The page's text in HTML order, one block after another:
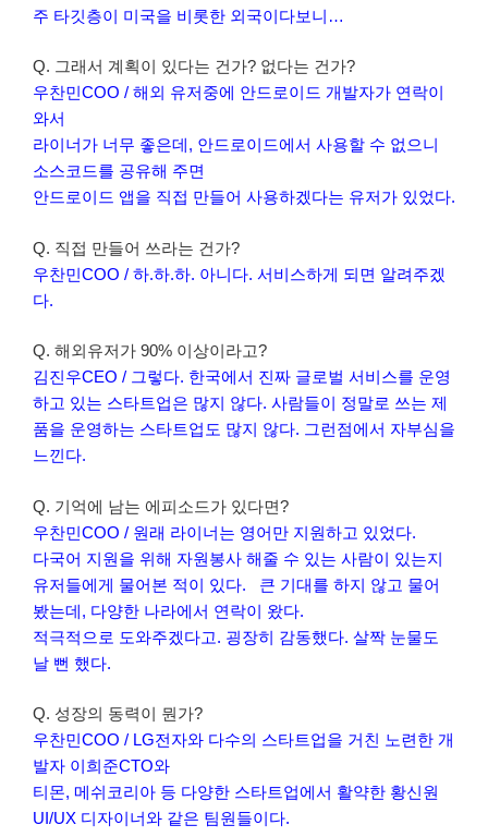
주 타깃층이 미국을 비롯한 외국이다보니…
Q. 그래서 계획이 있다는 건가? 없다는 건가?
우찬민COO / 해외 유저중에 안드로이드 개발자가 연락이
와서
라이너가 너무 좋은데, 안드로이드에서 사용할 수 없으니
소스코드를 공유해 주면
안드로이드 앱을 직접 만들어 사용하겠다는 유저가 있었다.
Q. 직접 만들어 쓰라는 건가?
우찬민COO / 하.하.하. 아니다. 서비스하게 되면 알려주겠
다.
Q. 해외유저가 90% 이상이라고?
김진우CEO / 그렇다. 한국에서 진짜 글로벌 서비스를 운영
하고 있는 스타트업은 많지 않다. 사람들이 정말로 쓰는 제
품을 운영하는 스타트업도 많지 않다. 그런점에서 자부심을
느낀다.
Q. 기억에 남는 에피소드가 있다면?
우찬민COO / 원래 라이너는 영어만 지원하고 있었다.
다국어 지원을 위해 자원봉사 해줄 수 있는 사람이 있는지
유저들에게 물어본 적이 있다. 큰 기대를 하지 않고 물어
봤는데, 다양한 나라에서 연락이 왔다.
적극적으로 도와주겠다고. 굉장히 감동했다. 살짝 눈물도
날 뻔 했다.
Q. 성장의 동력이 뭔가?
우찬민COO / LG전자와 다수의 스타트업을 거친 노련한 개
발자 이희준CTO와
티몬, 메쉬코리아 등 다양한 스타트업에서 활약한 황신원
UI/UX 디자이너와 같은 팀원들이다.